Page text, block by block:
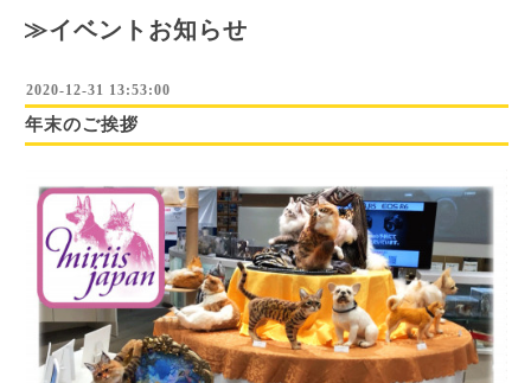
≫イベントお知らせ
2020-12-31 13:53:00
年末のご挨拶